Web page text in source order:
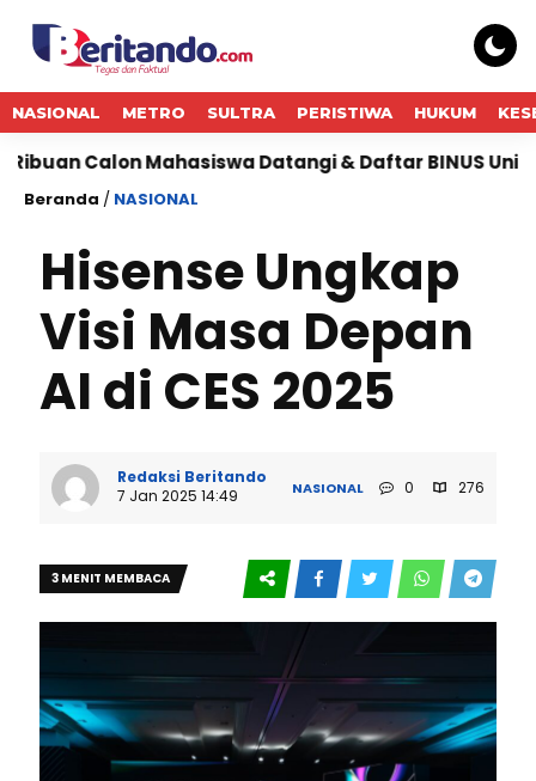
NASIONAL METRO SULTRA PERISTIWA HUKUM
Mahasiswa Datangi & Daftar BINUS University,
Beranda / NASIONAL
Hisense Ungkap
Visi Masa Depan
AI di CES 2025
Redaksi Beritando
7 Jan 2025 14:49
NASIONAL 0 276
3 MENIT MEMBACA